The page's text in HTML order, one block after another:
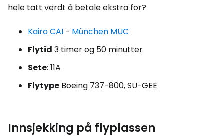
hele tatt verdt å betale ekstra for?
Kairo CAI - München MUC
Flytid 3 timer og 50 minutter
Sete: 11A
Flytype Boeing 737-800, SU-GEE
Innsjekking på flyplassen